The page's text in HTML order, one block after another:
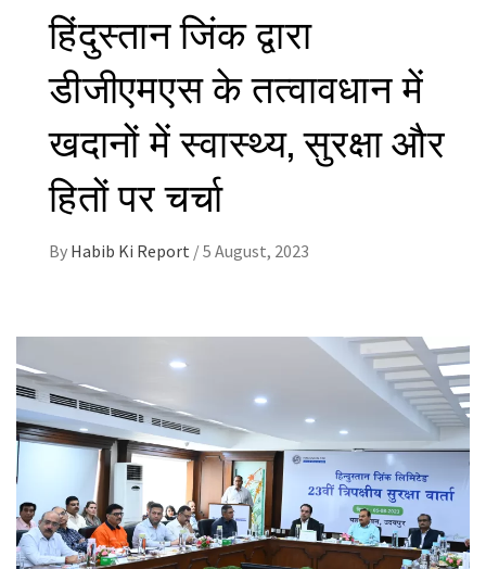
हिंदुस्तान जिंक द्वारा
डीजीएमएस के तत्वावधान में
खदानों में स्वास्थ्य, सुरक्षा और
हितों पर चर्चा
By Habib Ki Report /5 August, 2023